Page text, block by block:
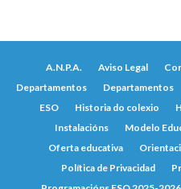
A.N.P.A. Aviso Legal
Departamentos
Departamentos
ESO
Historia do colexio
Instalacións
Modelo
Oferta educativa
Política de Privacidad